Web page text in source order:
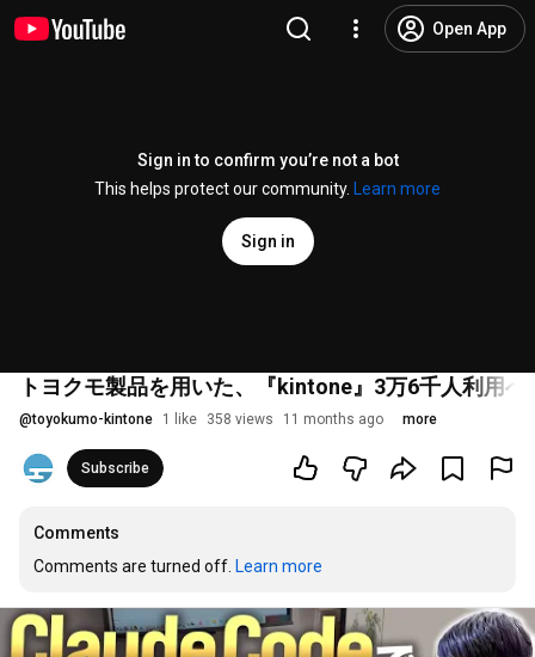
Open App
Sign in to confirm you’re not a bot
This helps protect our community.
Learn more
Sign in
トヨクモ製品を用いた、『kintone』3万6千人利用
@toyokumo-kintone 1 like 358 views 11 months ago more
Subscribe
Comments
Comments are turned off. Learn more